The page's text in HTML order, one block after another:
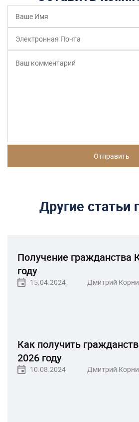
Другие статьи
Получение гражданства
году
15.04.2024 Дмитрий
Как получить
2026 году
10.08.2024 Дмитрий